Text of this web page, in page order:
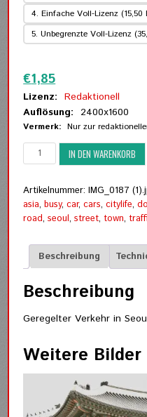
4. Einfache Voll-Lizenz (15,50
5. Unbegrenzte Voll-Lizenz
€1,85
Lizenz: Redaktionell
Auflösung: 2400x1600
Vermerk: Nur zur
Geregelter
Verkehr
Seoul
Menge
IN DEN WARENKORB
Artikelnummer:IMG_0187
asia,busy,car,cars,citylife,
road,seoul,street,town,
Beschreibung
Beschreibung
Geregelter Verkehr in
Weitere Bilder